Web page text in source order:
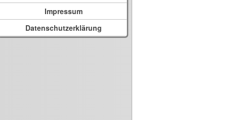
Impressum
Datenschutzerklärung